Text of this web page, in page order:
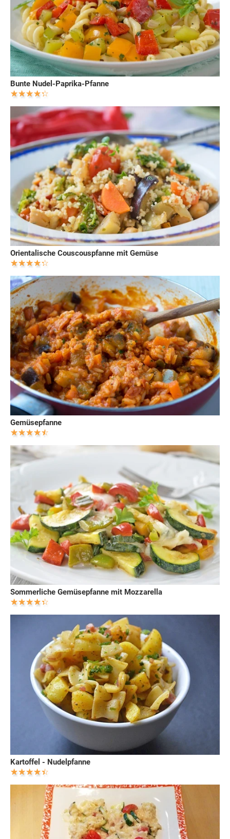
Bunte Nudel-Paprika-Pfanne
Orientalische Couscouspfanne mit Gemüse
Gemüsepfanne
Sommerliche Gemüsepfanne mit Mozzarella
Kartoffel - Nudelpfanne